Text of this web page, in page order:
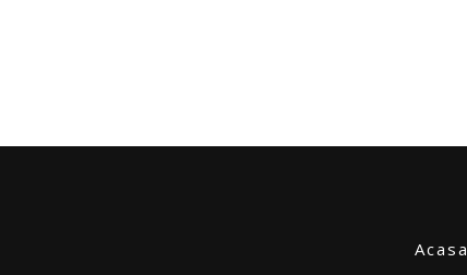
Acasa